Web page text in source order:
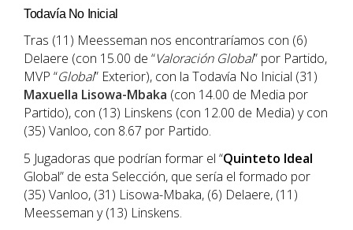
Todavía No Inicial
Tras (11) Meesseman nos encontraríamos con (6)
Delaere (con 15.00 de “Valoración Global” por Partido,
MVP “Global” Exterior), con la Todavía No Inicial (31)
Maxuella Lisowa-Mbaka (con 14.00 de Media por
Partido), con (13) Linskens (con 12.00 de Media) y con
(35) Vanloo, con 8.67 por Partido.
5 Jugadoras que podrían formar el “Quinteto Ideal
Global” de esta Selección, que sería el formado por
(35) Vanloo, (31) Lisowa-Mbaka, (6) Delaere, (11)
Meesseman y (13) Linskens.